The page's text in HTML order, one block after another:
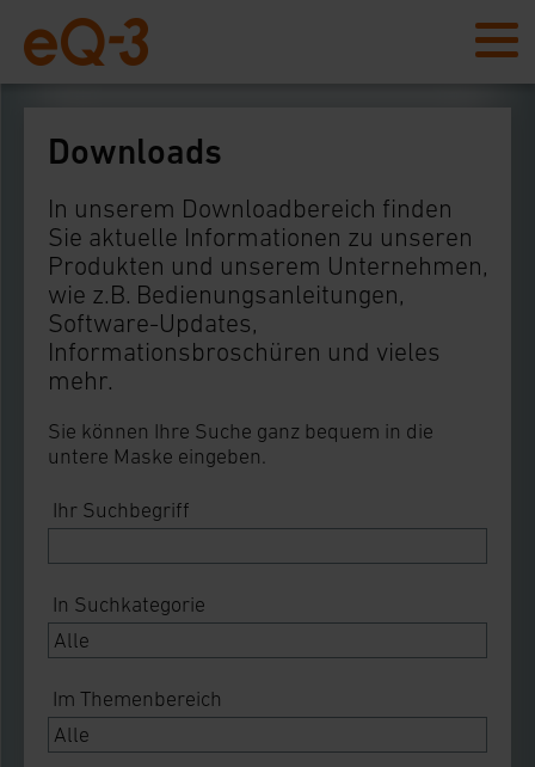
Downloads
In unserem Downloadbereich finden
Sie aktuelle Informationen zu unseren
Produkten und unserem Unternehmen,
wie z.B. Bedienungsanleitungen,
Software-Updates,
Informationsbroschüren und vieles
mehr.
Sie können Ihre Suche ganz bequem in die
untere Maske eingeben.
Ihr Suchbegriff
In Suchkategorie
Im Themenbereich